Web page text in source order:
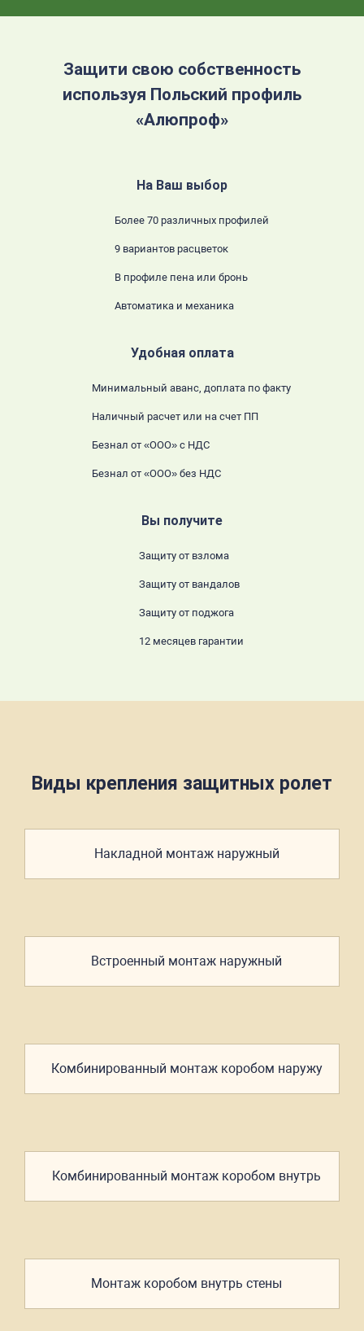
Защити свою собственность
используя Польский профиль
«Алюпроф»
На Ваш выбор
Более 70 различных профилей
9 вариантов расцветок
В профиле пена или бронь
Автоматика и механика
Удобная оплата
Минимальный аванс, доплата по факту
Наличный расчет или на счет ПП
Безнал от «ООО» с НДС
Безнал от «ООО» без НДС
Вы получите
Защиту от взлома
Защиту от вандалов
Защиту от поджога
12 месяцев гарантии
Виды крепления защитных ролет
Накладной монтаж наружный
Встроенный монтаж наружный
Комбинированный монтаж коробом наружу
Комбинированный монтаж коробом внутрь
Монтаж коробом внутрь стены